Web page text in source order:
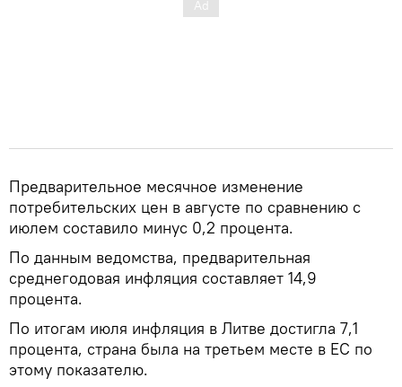
Предварительное месячное изменение
потребительских цен в августе по сравнению с
июлем составило минус 0,2 процента.
По данным ведомства, предварительная
среднегодовая инфляция составляет 14,9
процента.
По итогам июля инфляция в Литве достигла 7,1
процента, страна была на третьем месте в ЕС по
этому показателю.